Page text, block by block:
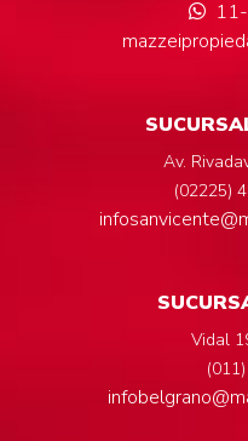
Av.
(02225)
Vidal